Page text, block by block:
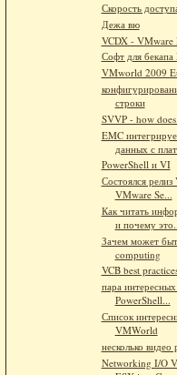
Скорость
Дежа вю
VCDX - VMware
Софт для
VMworld 2009
строки
SVVP - how
EMC
данных с
PowerShell и VI
Состоялся
VMware Se...
Как читать
и почему
Зачем может
computing
VCB best
пара
PowerShell...
Список
VMWorld
несколько
Networking I/O